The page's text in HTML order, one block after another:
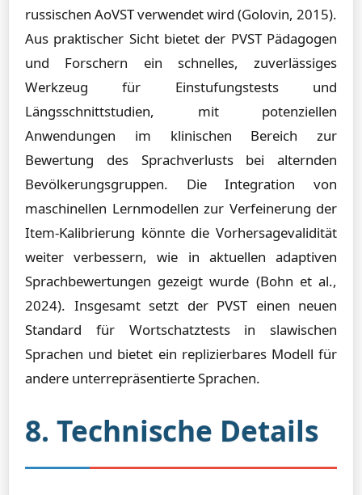
russischen AoVST verwendet wird (Golovin, 2015).
Aus praktischer Sicht bietet der PVST Pädagogen
und Forschern ein schnelles, zuverlässiges
Werkzeug für Einstufungstests und
Längsschnittstudien, mit potenziellen
Anwendungen im klinischen Bereich zur
Bewertung des Sprachverlusts bei alternden
Bevölkerungsgruppen. Die Integration von
maschinellen Lernmodellen zur Verfeinerung der
Item-Kalibrierung könnte die Vorhersagevalidität
weiter verbessern, wie in aktuellen adaptiven
Sprachbewertungen gezeigt wurde (Bohn et al.,
2024). Insgesamt setzt der PVST einen neuen
Standard für Wortschatztests in slawischen
Sprachen und bietet ein replizierbares Modell für
andere unterrepräsentierte Sprachen.
8. Technische Details